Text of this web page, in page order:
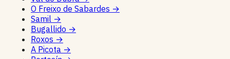
O Freixo de Sabardes →
Samil →
Bugallido →
Roxos →
A Picota →